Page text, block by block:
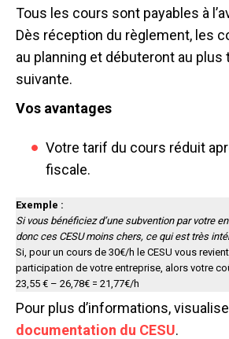
Tous les cours sont payables à
Dès réception du règlement, les
au planning et débuteront au plus
suivante.
Vos avantages
Votre tarif du cours réduit
fiscale.
Exemple :
Si vous bénéficiez d’une subvention par votre
donc ces CESU moins chers, ce qui est très
Si, pour un cours de 30€/h le CESU vous
participation de votre entreprise, alors votre
23,55 € – 26,78€ = 21,77€/h
Pour plus d’informations,
documentation du CESU.